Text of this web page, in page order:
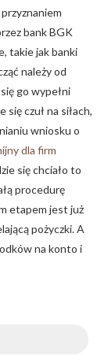
bank BGK
takie jak banki
należy od
go wypełni
czuł na siłach,
wniosku o
dla firm
się chciało to
procedurę
etapem jest już
pożyczki. A
na konto i